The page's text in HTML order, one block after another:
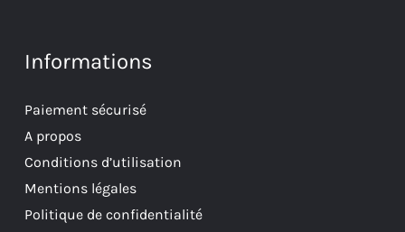
Informations
Paiement sécurisé
A propos
Conditions d’utilisation
Mentions légales
Politique de confidentialité